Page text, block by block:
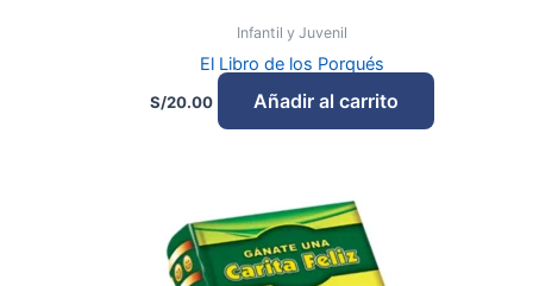
Infantil y Juvenil
El Libro de los Porqués
S/20.00 Añadir al carrito